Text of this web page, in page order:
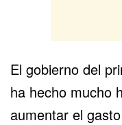
El gobierno del
ha hecho mucho
aumentar el